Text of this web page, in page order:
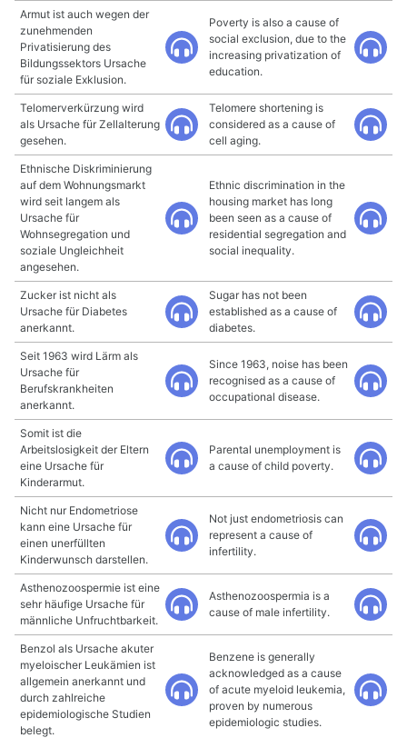
Armut ist auch wegen der
zunehmenden
Privatisierung des
Bildungssektors Ursache
für soziale Exklusion.
Poverty is also a cause of
social exclusion, due to the
increasing privatization of
education.
Telomerverkürzung wird
als Ursache für Zellalterung
gesehen.
Telomere shortening is
considered as a cause of
cell aging.
Ethnische Diskriminierung
auf dem Wohnungsmarkt
wird seit langem als
Ursache für
Wohnsegregation und
soziale Ungleichheit
angesehen.
Ethnic discrimination in the
housing market has long
been seen as a cause of
residential segregation and
social inequality.
Zucker ist nicht als
Ursache für Diabetes
anerkannt.
Sugar has not been
established as a cause of
diabetes.
Seit 1963 wird Lärm als
Ursache für
Berufskrankheiten
anerkannt.
Since 1963, noise has been
recognised as a cause of
occupational disease.
Somit ist die
Arbeitslosigkeit der Eltern
eine Ursache für
Kinderarmut.
Parental unemployment is
a cause of child poverty.
Nicht nur Endometriose
kann eine Ursache für
einen unerfüllten
Kinderwunsch darstellen.
Not just endometriosis can
represent a cause of
infertility.
Asthenozoospermie ist eine
sehr häufige Ursache für
männliche Unfruchtbarkeit.
Asthenozoospermia is a
cause of male infertility.
Benzol als Ursache akuter
myeloischer Leukämien ist
allgemein anerkannt und
durch zahlreiche
epidemiologische Studien
belegt.
Benzene is generally
acknowledged as a cause
of acute myeloid leukemia,
proven by numerous
epidemiologic studies.